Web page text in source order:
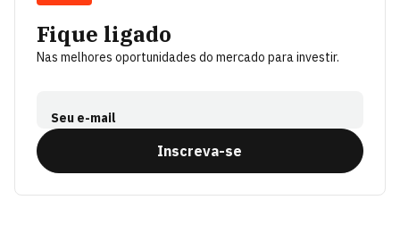
Fique ligado
Nas melhores oportunidades do mercado para investir.
Seu e-mail
Inscreva-se